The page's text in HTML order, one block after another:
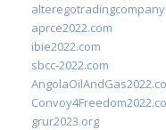
aprce2022.com
ibie2022.com
sbcc-2022.com
grur2023.org